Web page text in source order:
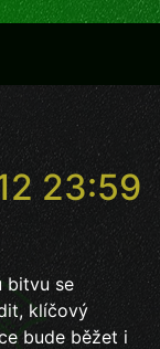
23:59
bitvu se
klíčový
bude běžet i